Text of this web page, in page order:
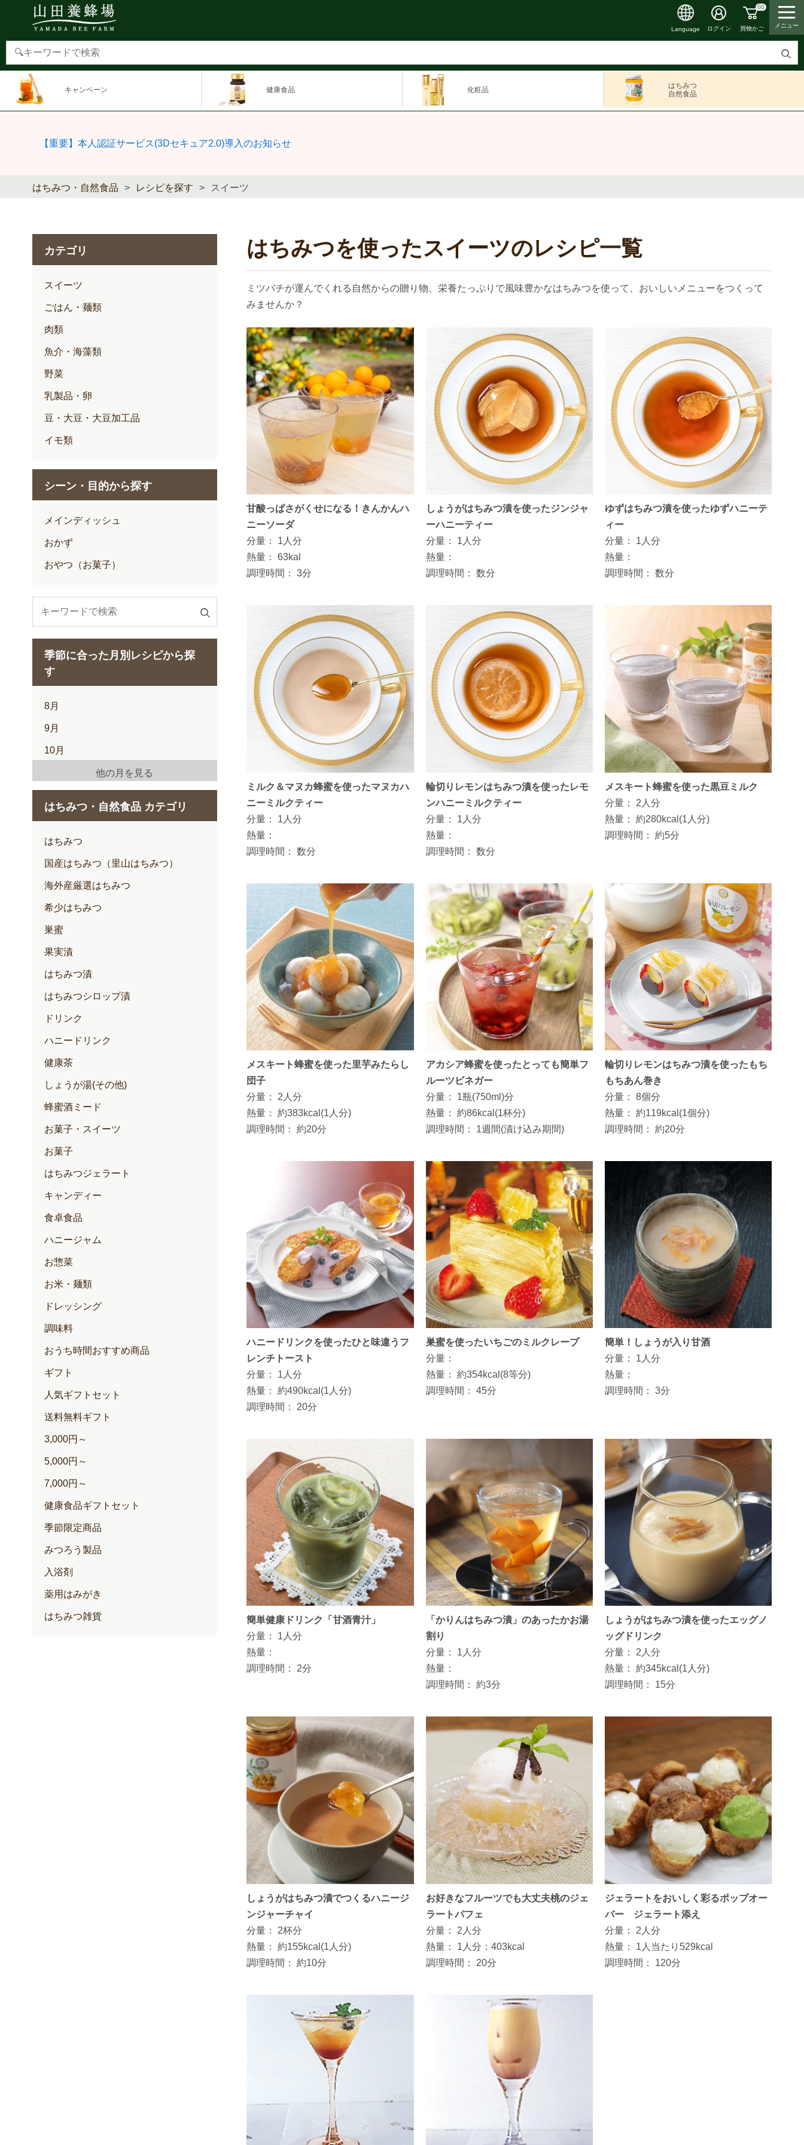
検
Language ログイン
00
買物かご メニュー
キャンペーン 健康食品 化粧品
はちみつ
自然食品
【重要】本人認証サービス(3Dセキュア2.0)導入のお知らせ
はちみつ・自然食品 レシピを探す スイーツ
はちみつを使ったスイーツのレシピ一覧
ミツバチが運んでくれる自然からの贈り物、栄養たっぷりで風味豊かなはちみつを使って、おいしいメニューをつくって
みませんか？
甘酸っぱさがくせになる！きんかんハ
ニーソーダ
分量：
1人分
熱量：
63kal
調理時間：
3分
しょうがはちみつ漬を使ったジンジャ
ーハニーティー
分量：
1人分
熱量：
調理時間：
数分
ゆずはちみつ漬を使ったゆずハニーテ
ィー
分量：
1人分
熱量：
調理時間：
数分
ミルク＆マヌカ蜂蜜を使ったマヌカハ
ニーミルクティー
分量：
1人分
熱量：
調理時間：
数分
輪切りレモンはちみつ漬を使ったレモ
ンハニーミルクティー
分量：
1人分
熱量：
調理時間：
数分
メスキート蜂蜜を使った黒豆ミルク
分量：
2人分
熱量：
約280kcal(1人分)
調理時間：
約5分
メスキート蜂蜜を使った里芋みたらし
団子
分量：
2人分
熱量：
約383kcal(1人分)
調理時間：
約20分
アカシア蜂蜜を使ったとっても簡単フ
ルーツビネガー
分量：
1瓶(750ml)分
熱量：
約86kcal(1杯分)
調理時間：
1週間(漬け込み期間)
輪切りレモンはちみつ漬を使ったもち
もちあん巻き
分量：
8個分
熱量：
約119kcal(1個分)
調理時間：
約20分
ハニードリンクを使ったひと味違うフ
レンチトースト
分量：
1人分
熱量：
約490kcal(1人分)
調理時間：
20分
巣蜜を使ったいちごのミルクレープ
分量：
熱量：
約354kcal(8等分)
調理時間：
45分
簡単！しょうが入り甘酒
分量：
1人分
熱量：
調理時間：
3分
簡単健康ドリンク「甘酒青汁」
分量：
1人分
熱量：
調理時間：
2分
「かりんはちみつ漬」のあったかお湯
割り
分量：
1人分
熱量：
調理時間：
約3分
しょうがはちみつ漬を使ったエッグノ
ッグドリンク
分量：
2人分
熱量：
約345kcal(1人分)
調理時間：
15分
しょうがはちみつ漬でつくるハニージ
ンジャーチャイ
分量：
2杯分
熱量：
約155kcal(1人分)
調理時間：
約10分
お好きなフルーツでも大丈夫桃のジェ
ラートパフェ
分量：
2人分
熱量：
1人分：403kcal
調理時間：
20分
ジェラートをおいしく彩るポップオー
バー ジェラート添え
分量：
2人分
熱量：
1人当たり529kcal
調理時間：
120分
カテゴリ
スイーツ
ごはん・麺類
肉類
魚介・海藻類
野菜
乳製品・卵
豆・大豆・大豆加工品
イモ類
シーン・目的から探す
メインディッシュ
おかず
おやつ（お菓子）
索
季節に合った月別レシピから探
す
8月
9月
10月
2月
3月
4月
5月
6月
7月
他の月を見る
はちみつ・自然食品 カテゴリ
はちみつ
国産はちみつ（里山はちみつ）
海外産厳選はちみつ
希少はちみつ
巣蜜
果実漬
はちみつ漬
はちみつシロップ漬
ドリンク
ハニードリンク
健康茶
しょうが湯(その他)
蜂蜜酒ミード
お菓子・スイーツ
お菓子
はちみつジェラート
キャンディー
食卓食品
ハニージャム
お惣菜
お米・麺類
ドレッシング
調味料
おうち時間おすすめ商品
ギフト
人気ギフトセット
送料無料ギフト
3,000円～
5,000円～
7,000円～
健康食品ギフトセット
季節限定商品
みつろう製品
入浴剤
薬用はみがき
はちみつ雑貨